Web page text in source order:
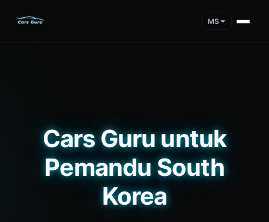
MS
Cars Guru untuk
Pemandu South
Korea